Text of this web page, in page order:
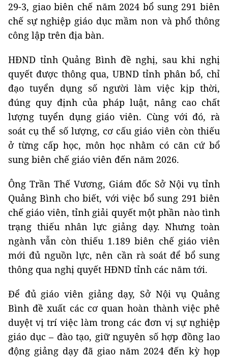
29-3, giao biên chế năm 2024 bổ sung 291 biên
chế sự nghiệp giáo dục mầm non và phổ thông
công lập trên địa bàn.
HĐND tỉnh Quảng Bình đề nghị, sau khi nghị
quyết được thông qua, UBND tỉnh phân bổ, chỉ
đạo tuyển dụng số người làm việc kịp thời,
đúng quy định của pháp luật, nâng cao chất
lượng tuyển dụng giáo viên. Cùng với đó, rà
soát cụ thể số lượng, cơ cấu giáo viên còn thiếu
ở từng cấp học, môn học nhằm có căn cứ bổ
sung biên chế giáo viên đến năm 2026.
Ông Trần Thế Vương, Giám đốc Sở Nội vụ tỉnh
Quảng Bình cho biết, với việc bổ sung 291 biên
chế giáo viên, tỉnh giải quyết một phần nào tình
trạng thiếu nhân lực giảng dạy. Nhưng toàn
ngành vẫn còn thiếu 1.189 biên chế giáo viên
mới đủ nguồn lực, nên cần rà soát để bổ sung
thông qua nghị quyết HĐND tỉnh các năm tới.
Để đủ giáo viên giảng dạy, Sở Nội vụ Quảng
Bình đề xuất các cơ quan hoàn thành việc phê
duyệt vị trí việc làm trong các đơn vị sự nghiệp
giáo dục – đào tạo, giữ nguyên số hợp đồng lao
động giảng dạy đã giao năm 2024 đến kỳ họp